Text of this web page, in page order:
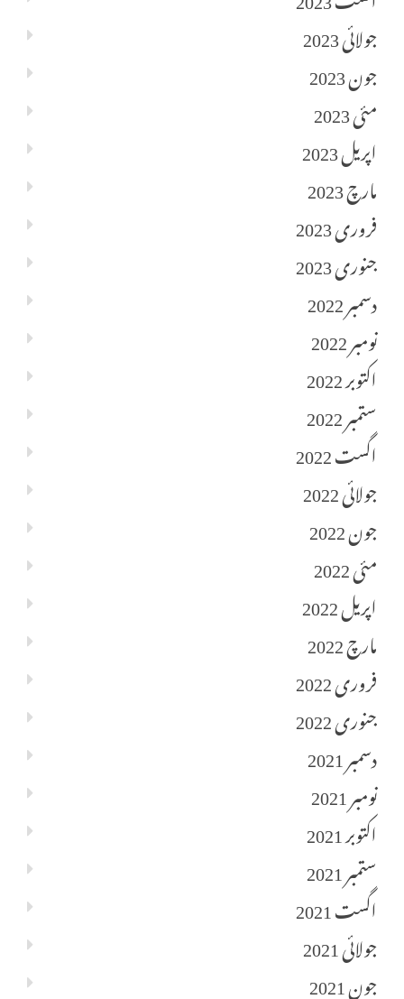
جولائی 2023
جون 2023
مئی 2023
اپریل 2023
مارچ 2023
فروری 2023
جنوری 2023
دسمبر 2022
نومبر 2022
اکتوبر 2022
ستمبر 2022
اگست 2022
جولائی 2022
جون 2022
مئی 2022
اپریل 2022
مارچ 2022
فروری 2022
جنوری 2022
دسمبر 2021
نومبر 2021
اکتوبر 2021
ستمبر 2021
اگست 2021
جولائی 2021
جون 2021